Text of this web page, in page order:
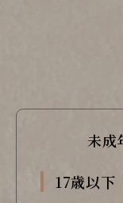
未成
17歳以下